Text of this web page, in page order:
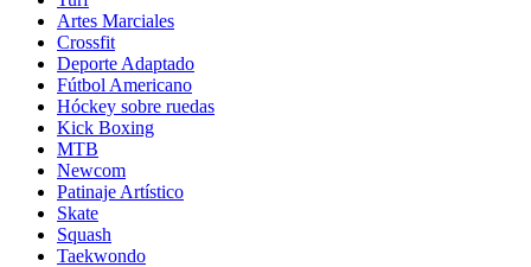
Artes Marciales
Crossfit
Deporte Adaptado
Fútbol Americano
Hóckey sobre ruedas
Kick Boxing
MTB
Newcom
Patinaje Artístico
Skate
Squash
Taekwondo